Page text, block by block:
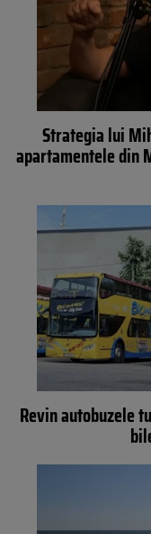
Strategia lui
apartamentele din
Revin autobuzele